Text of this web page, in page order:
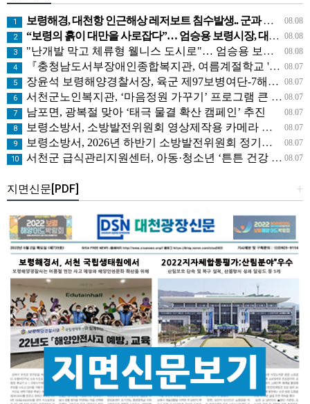
08.08
1 보령해경, 대천항 인근해상 레저보트 침수발생.. 군과 공조로 전원구조
08.08
2 “보령의 흙이 대만을 사로잡다”… 엄승용 보령시장, 대만 톱 유튜버들과 머드 외교
08.08
3 "난개발 막고 체류형 웰니스 도시로"… 엄승용 보령시장, 청라면 찾아 첫 '주민 대화'
08.07
4 『충청남도서부장애인종합복지관, 여름계절학교 '신나는 여름탐험대' 성료』
08.07
5 장윤석 보령해양경찰서장, 육군 제97보병여단-7해안감시대대 방문… 밀입국 차단 공조 강화
08.07
6 서천군노인복지관, ‘마음정원 가꾸기’ 프로그램 큰 호응
08.07
7 남포면, 광복절 맞아 ‘태극 물결 확산 캠페인’ 추진
08.07
8 보령소방서, 소방발전위원회 영상제작용 카메라 기탁으로 영상 홍보 역량 강화
08.07
9 보령소방서, 2026년 하반기 소방발전위원회 정기회의 개최
08.07
10 서천군 급식관리지원센터, 아동·청소년 ‘튼튼 건강 교실’ 운영
+
지면신문[PDF]